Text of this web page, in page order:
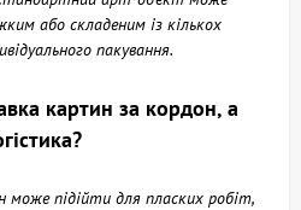
або складеним із кількох
пакування.
картин за кордон, а
підійти для пласких робіт,